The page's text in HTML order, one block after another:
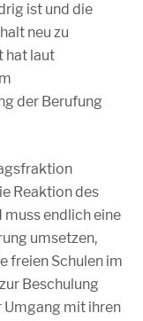
ist und die
neu zu
hat laut
der Berufung
Reaktion des
muss endlich eine
umsetzen,
freien Schulen im
Beschulung
Umgang mit ihren